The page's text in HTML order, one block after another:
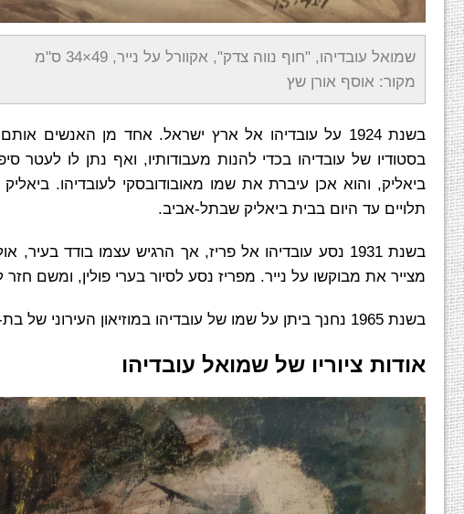
שמואל עובדיהו, "חוף נווה צדק", אקוורל על נייר, 49×34 ס"מ
מקור: אוסף אורן שץ
בשנת 1924 על עובדיהו אל ארץ ישראל. אחד מן
בסטודיו של עובדיהו בכדי להנות מעבודותיו, ואף נתן לו לעטר
ביאליק, והוא אכן עיברת את שמו מאובודובסקי לעובדיהו. ביאליק
תלויים עד היום בבית ביאליק שבתל-אביב.
בשנת 1931 נסע עובדיהו אל פריז, אך הרגיש עצמו בודד
מצייר את מבוקשו על נייר. מפריז נסע לסיור בערי פולין, ומשם חזר
בשנת 1965 נחנך ביתן על שמו של עובדיהו במוזיאון העירוני של בת-ים, בו נתלו 15 עבודות שנתרמו למוזיאון מאוסף האמן.
אודות ציוריו של שמואל עובדיהו